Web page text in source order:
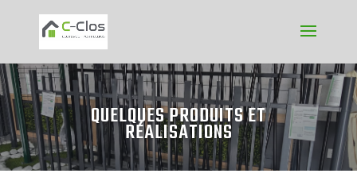
QUELQUES PRODUITS ET
RÉALISATIONS